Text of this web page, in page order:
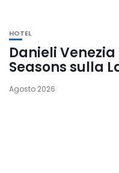
HOTEL
Danieli
Seasons sulla
Agosto 2026